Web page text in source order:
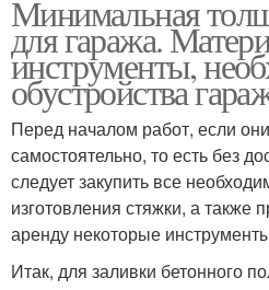
Минимальная
для гаража.
инструменты,
обустройства
Перед началом работ, если
самостоятельно, то есть без
следует закупить все
изготовления стяжки, а также
аренду некоторые
Итак, для заливки бетонного